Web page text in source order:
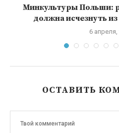
Минкультуры Польши:
должна исчезнуть
6 апреля,
ОСТАВИТЬ